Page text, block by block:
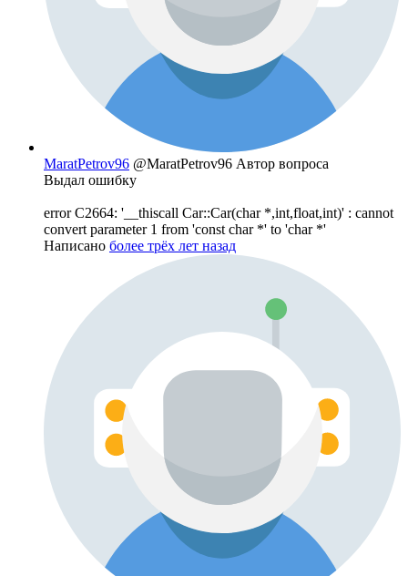
MaratPetrov96 @MaratPetrov96 Автор вопроса
Выдал ошибку
error C2664: '__thiscall Car::Car(char *,int,float,int)' : cannot
convert parameter 1 from 'const char *' to 'char *'
Написано более трёх лет назад